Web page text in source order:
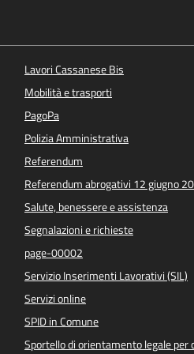
Lavori Cassanese Bis
Mobilità e trasporti
PagoPa
Polizia Amministrativa
Referendum
Referendum abrogativi 12 giugno
Salute, benessere e assistenza
Segnalazioni e richieste
page-00002
Servizio Inserimenti Lavorativi (SIL)
Servizi online
SPID in Comune
Sportello di orientamento legale per